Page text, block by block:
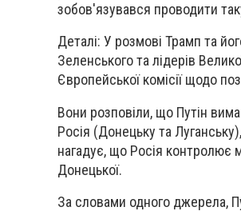
зобов'язувався проводити
Деталі: У розмові Трамп та
Зеленського та лідерів
Європейської комісії щодо
Вони розповіли, що Путін
Росія (Донецьку та
нагадує, що Росія контролює
Донецької.
За словами одного джерела,